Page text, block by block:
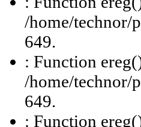
/home/technor/
649.
: Function
/home/technor/
649.
: Function